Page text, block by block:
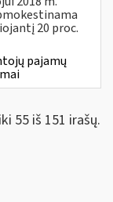
20 proc.
pajamų
55 iš 151 irašų.